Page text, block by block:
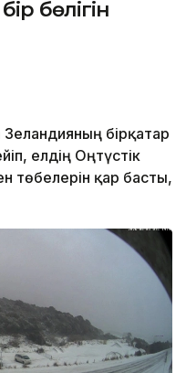
бөлігін
бірқатар
елдің Оңтүстік
төбелерін қар басты,